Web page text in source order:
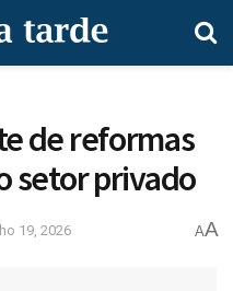
de reformas
setor privado
19, 2026 AA